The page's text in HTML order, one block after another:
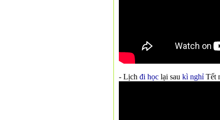
- Lịch đi học lại sau kì nghỉ Tết